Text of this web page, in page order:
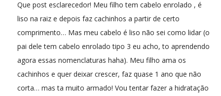
Que post esclarecedor! Meu filho tem cabelo enrolado , é
liso na raiz e depois faz cachinhos a partir de certo
comprimento… Mas meu cabelo é liso não sei como lidar (o
pai dele tem cabelo enrolado tipo 3 eu acho, to aprendendo
agora essas nomenclaturas haha). Meu filho ama os
cachinhos e quer deixar crescer, faz quase 1 ano que não
corta… mas ta muito armado! Vou tentar fazer a hidratação